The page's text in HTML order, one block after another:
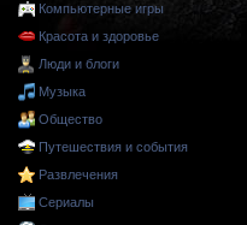
Компьютерные игры
Красота и здоровье
Люди и блоги
Музыка
Общество
Путешествия и события
Развлечения
Сериалы